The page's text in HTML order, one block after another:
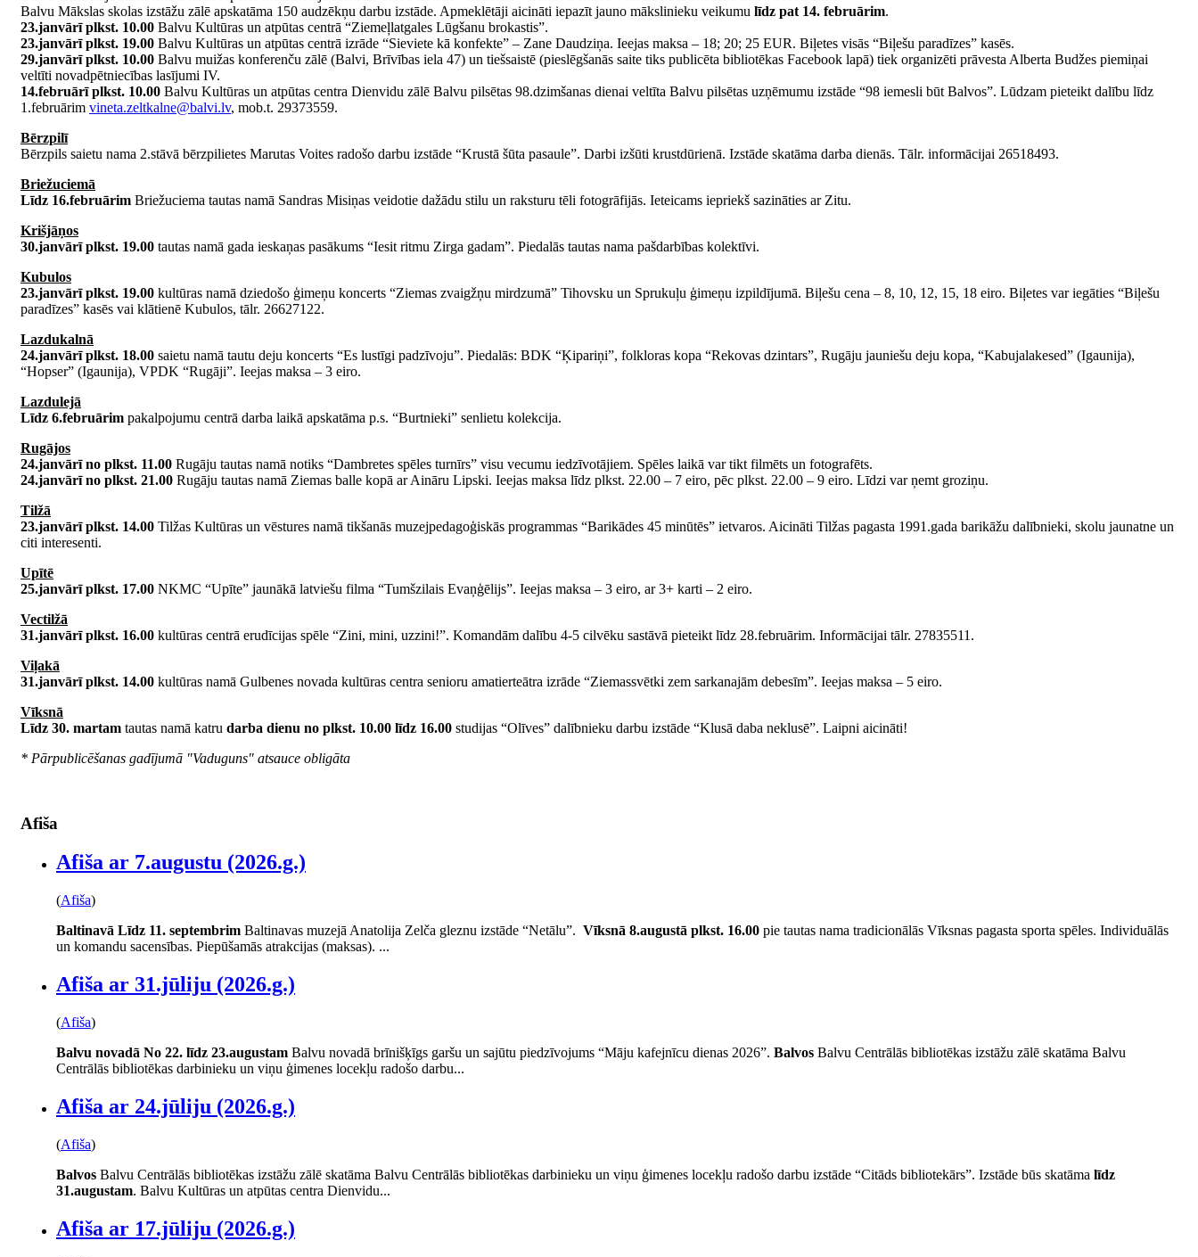
Balvu Mākslas skolas izstāžu zālē apskatāma 150 audzēkņu darbu izstāde. Apmeklētāji aicināti iepazīt jauno mākslinieku veikumu līdz pat 14. februārim.
23.janvārī plkst. 10.00 Balvu Kultūras un atpūtas centrā “Ziemeļlatgales Lūgšanu brokastis”.
23.janvārī plkst. 19.00 Balvu Kultūras un atpūtas centrā izrāde “Sieviete kā konfekte” – Zane Daudziņa. Ieejas maksa – 18; 20; 25 EUR. Biļetes visās “Biļešu paradīzes” kasēs.
29.janvārī plkst. 10.00 Balvu muižas konferenču zālē (Balvi, Brīvības iela 47) un tiešsaistē (pieslēgšanās saite tiks publicēta bibliotēkas Facebook lapā) tiek organizēti prāvesta Alberta Budžes piemiņai
veltīti novadpētniecības lasījumi IV.
14.februārī plkst. 10.00 Balvu Kultūras un atpūtas centra Dienvidu zālē Balvu pilsētas 98.dzimšanas dienai veltīta Balvu pilsētas uzņēmumu izstāde “98 iemesli būt Balvos”. Lūdzam pieteikt dalību līdz
1.februārim vineta.zeltkalne@balvi.lv, mob.t. 29373559.
Bērzpilī
Bērzpils saietu nama 2.stāvā bērzpilietes Marutas Voites radošo darbu izstāde “Krustā šūta pasaule”. Darbi izšūti krustdūrienā. Izstāde skatāma darba dienās. Tālr. informācijai 26518493.
Briežuciemā
Līdz 16.februārim Briežuciema tautas namā Sandras Misiņas veidotie dažādu stilu un raksturu tēli fotogrāfijās. Ieteicams iepriekš sazināties ar Zitu.
Krišjāņos
30.janvārī plkst. 19.00 tautas namā gada ieskaņas pasākums “Iesit ritmu Zirga gadam”. Piedalās tautas nama pašdarbības kolektīvi.
Kubulos
23.janvārī plkst. 19.00 kultūras namā dziedošo ģimeņu koncerts “Ziemas zvaigžņu mirdzumā” Tihovsku un Sprukuļu ģimeņu izpildījumā. Biļešu cena – 8, 10, 12, 15, 18 eiro. Biļetes var iegāties “Biļešu
paradīzes” kasēs vai klātienē Kubulos, tālr. 26627122.
Lazdukalnā
24.janvārī plkst. 18.00 saietu namā tautu deju koncerts “Es lustīgi padzīvoju”. Piedalās: BDK “Ķipariņi”, folkloras kopa “Rekovas dzintars”, Rugāju jauniešu deju kopa, “Kabujalakesed” (Igaunija),
“Hopser” (Igaunija), VPDK “Rugāji”. Ieejas maksa – 3 eiro.
Lazdulejā
Līdz 6.februārim pakalpojumu centrā darba laikā apskatāma p.s. “Burtnieki” senlietu kolekcija.
Rugājos
24.janvārī no plkst. 11.00 Rugāju tautas namā notiks “Dambretes spēles turnīrs” visu vecumu iedzīvotājiem. Spēles laikā var tikt filmēts un fotografēts.
24.janvārī no plkst. 21.00 Rugāju tautas namā Ziemas balle kopā ar Aināru Lipski. Ieejas maksa līdz plkst. 22.00 – 7 eiro, pēc plkst. 22.00 – 9 eiro. Līdzi var ņemt groziņu.
Tilžā
23.janvārī plkst. 14.00 Tilžas Kultūras un vēstures namā tikšanās muzejpedagoģiskās programmas “Barikādes 45 minūtēs” ietvaros. Aicināti Tilžas pagasta 1991.gada barikāžu dalībnieki, skolu jaunatne un
citi interesenti.
Upītē
25.janvārī plkst. 17.00 NKMC “Upīte” jaunākā latviešu filma “Tumšzilais Evaņģēlijs”. Ieejas maksa – 3 eiro, ar 3+ karti – 2 eiro.
Vectilžā
31.janvārī plkst. 16.00 kultūras centrā erudīcijas spēle “Zini, mini, uzzini!”. Komandām dalību 4-5 cilvēku sastāvā pieteikt līdz 28.februārim. Informācijai tālr. 27835511.
Viļakā
31.janvārī plkst. 14.00 kultūras namā Gulbenes novada kultūras centra senioru amatierteātra izrāde “Ziemassvētki zem sarkanajām debesīm”. Ieejas maksa – 5 eiro.
Vīksnā
Līdz 30. martam tautas namā katru darba dienu no plkst. 10.00 līdz 16.00 studijas “Olīves” dalībnieku darbu izstāde “Klusā daba neklusē”. Laipni aicināti!
* Pārpublicēšanas gadījumā "Vaduguns" atsauce obligāta
Afiša
Afiša ar 7.augustu (2026.g.)
(Afiša)
Baltinavā Līdz 11. septembrim Baltinavas muzejā Anatolija Zelča gleznu izstāde “Netālu”. Vīksnā 8.augustā plkst. 16.00 pie tautas nama tradicionālās Vīksnas pagasta sporta spēles. Individuālās
un komandu sacensības. Piepūšamās atrakcijas (maksas). ...
Afiša ar 31.jūliju (2026.g.)
(Afiša)
Balvu novadā No 22. līdz 23.augustam Balvu novadā brīnišķīgs garšu un sajūtu piedzīvojums “Māju kafejnīcu dienas 2026”. Balvos Balvu Centrālās bibliotēkas izstāžu zālē skatāma Balvu
Centrālās bibliotēkas darbinieku un viņu ģimenes locekļu radošo darbu...
Afiša ar 24.jūliju (2026.g.)
(Afiša)
Balvos Balvu Centrālās bibliotēkas izstāžu zālē skatāma Balvu Centrālās bibliotēkas darbinieku un viņu ģimenes locekļu radošo darbu izstāde “Citāds bibliotekārs”. Izstāde būs skatāma līdz
31.augustam. Balvu Kultūras un atpūtas centra Dienvidu...
Afiša ar 17.jūliju (2026.g.)